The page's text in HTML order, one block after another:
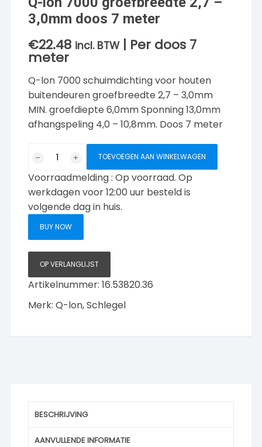
3,0mm doos 7 meter
€22.48 incl. BTW | Per doos 7
meter
Q-lon 7000 schuimdichting voor houten
buitendeuren groefbreedte 2,7 – 3,0mm
MIN. groefdiepte 6,0mm Sponning 13,0mm
afhangspeling 4,0 – 10,8mm. Doos 7 meter
7000
groefbreedte
2,7
meter
aantal
TOEVOEGEN AAN WINKELWAGEN
Voorraadmelding : Op voorraad. Op
werkdagen voor 12:00 uur besteld is
volgende dag in huis.
BUY NOW
OP VERLANGLIJST
Artikelnummer:16.53820.36
Merk:Q-lon,Schlegel
BESCHRIJVING
AANVULLENDE INFORMATIE